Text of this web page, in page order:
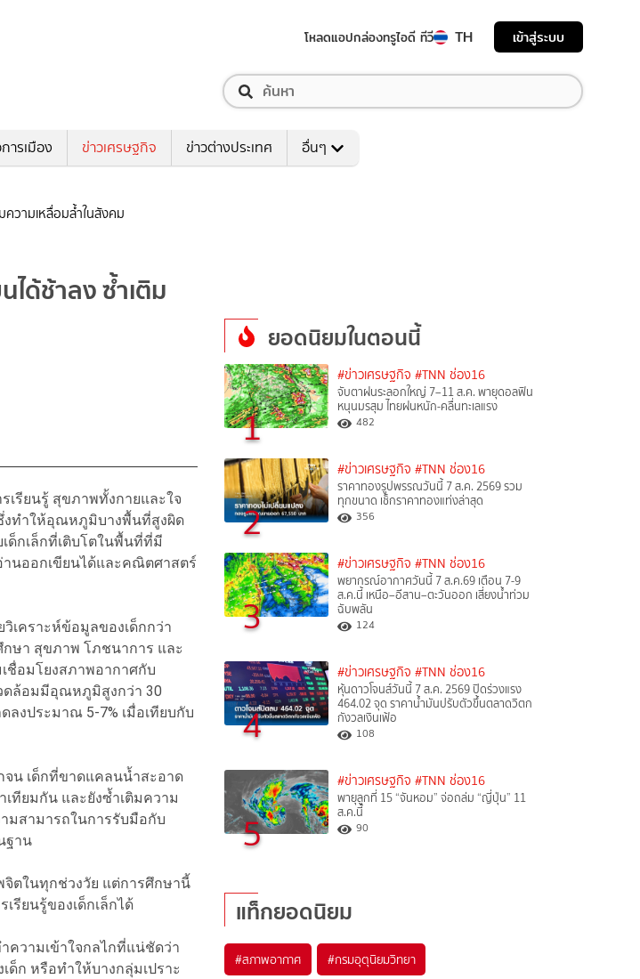
โหลดแอปกล่องทรูไอดี ทีวี TH เข้าสู่ระบบ
ารเมือง ข่าวเศรษฐกิจ ข่าวต่างประเทศ อื่นๆ
ความเหลื่อมล้ำในสังคม
ได้ช้าลง ซ้ำเติม
เรียนรู้ สุขภาพทั้งกายและใจ
งทำให้อุณหภูมิบางพื้นที่สูงผิด
ด็กเล็กที่เติบโตในพื้นที่ที่มี
นออกเขียนได้และคณิตศาสตร์
วิเคราะห์ข้อมูลของเด็กกว่า
กษา สุขภาพ โภชนาการ และ
ชื่อมโยงสภาพอากาศกับ
ดล้อมมีอุณหภูมิสูงกว่า 30
งประมาณ 5-7% เมื่อเทียบกับ
น เด็กที่ขาดแคลนน้ำสะอาด
เทียมกัน และยังซ้ำเติมความ
มสามารถในการรับมือกับ
ฐาน
ตในทุกช่วงวัย แต่การศึกษานี้
ยนรู้ของเด็กเล็กได้
ความเข้าใจกลไกที่แน่ชัดว่า
ด็ก หรือทำให้บางกลุ่มเปราะ
ยอดนิยมในตอนนี้
1
#ข่าวเศรษฐกิจ #TNN ช่อง16
จับตาฝนระลอกใหญ่ 7–11 ส.ค. พายุดอลฟิน
หนุนมรสุม ไทยฝนหนัก-คลื่นทะเลแรง
482
2
#ข่าวเศรษฐกิจ #TNN ช่อง16
ราคาทองรูปพรรณวันนี้ 7 ส.ค. 2569 รวม
ทุกขนาด เช็กราคาทองแท่งล่าสุด
356
3
#ข่าวเศรษฐกิจ #TNN ช่อง16
พยากรณ์อากาศวันนี้ 7 ส.ค.69 เตือน 7-9
ส.ค.นี้ เหนือ–อีสาน–ตะวันออก เสี่ยงน้ำท่วม
ฉับพลัน
124
4
#ข่าวเศรษฐกิจ #TNN ช่อง16
หุ้นดาวโจนส์วันนี้ 7 ส.ค. 2569 ปิดร่วงแรง
464.02 จุด ราคาน้ำมันปรับตัวขึ้นตลาดวิตก
กังวลเงินเฟ้อ
108
5
#ข่าวเศรษฐกิจ #TNN ช่อง16
พายุลูกที่ 15 “จันหอม” จ่อถล่ม “ญี่ปุ่น” 11
ส.ค.นี้
90
แท็กยอดนิยม
#สภาพอากาศ #กรมอุตุนิยมวิทยา